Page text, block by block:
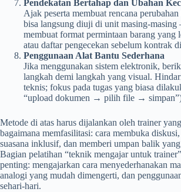
Pendekatan Bertahap dan Ubahan
Ajak peserta membuat rencana
bisa langsung diuji di unit masing-masing
membuat format permintaan barang yang
atau daftar pengecekan sebelum kontrak
Penggunaan Alat Bantu Sederhana
Jika menggunakan sistem elektronik,
langkah demi langkah yang visual.
teknis; fokus pada tugas yang biasa
“upload dokumen → pilih file →
Metode di atas harus dijalankan oleh trainer
bagaimana memfasilitasi: cara membuka
suasana inklusif, dan memberi umpan balik
Bagian pelatihan “teknik mengajar untuk
penting: mengajarkan cara menyederhanakan
analogi yang mudah dimengerti, dan
sehari-hari.